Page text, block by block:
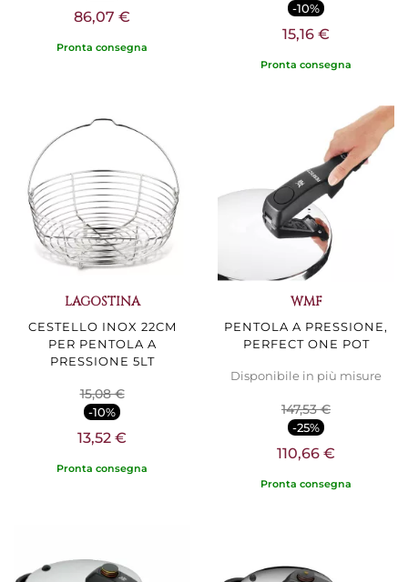
86,07 €
Pronta consegna
-10%
15,16 €
Pronta consegna
LAGOSTINA
CESTELLO INOX 22CM
PER PENTOLA A
PRESSIONE 5LT
15,08 €
-10%
13,52 €
Pronta consegna
WMF
PENTOLA A PRESSIONE,
PERFECT ONE POT
Disponibile in più misure
147,53 €
-25%
110,66 €
Pronta consegna